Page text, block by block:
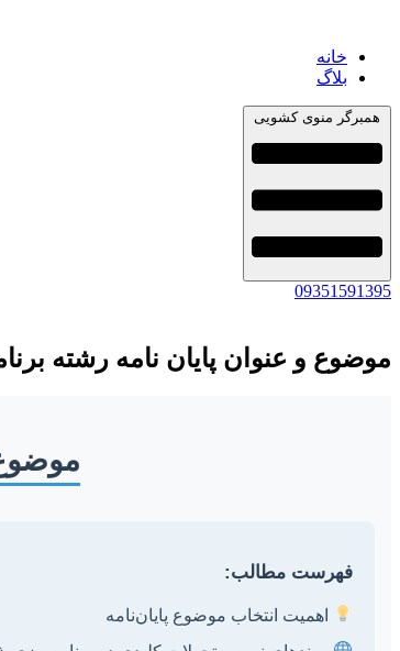
خانه
بلاگ
همبرگر منوی کشویی
09351591395
موضوع و عنوان پایان نامه رشته
فهرست مطالب:
اهمیت انتخاب موضوع پایان‌نامه